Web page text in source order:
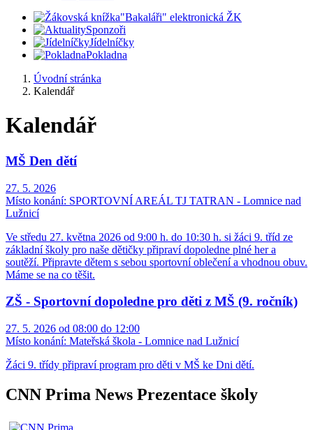
"Bakaláři" elektronická ŽK
Sponzoři
Jídelníčky
Pokladna
Úvodní stránka
Kalendář
Kalendář
MŠ Den dětí
27. 5. 2026
Místo konání: SPORTOVNÍ AREÁL TJ TATRAN - Lomnice nad
Lužnicí
Ve středu 27. května 2026 od 9:00 h. do 10:30 h. si žáci 9. tříd ze
základní školy pro naše dětičky připraví dopoledne plné her a
soutěží. Připravte dětem s sebou sportovní oblečení a vhodnou obuv.
Máme se na co těšit.
ZŠ - Sportovní dopoledne pro děti z MŠ (9. ročník)
27. 5. 2026 od 08:00 do 12:00
Místo konání: Mateřská škola - Lomnice nad Lužnicí
Žáci 9. třídy připraví program pro děti v MŠ ke Dni dětí.
CNN Prima News Prezentace školy